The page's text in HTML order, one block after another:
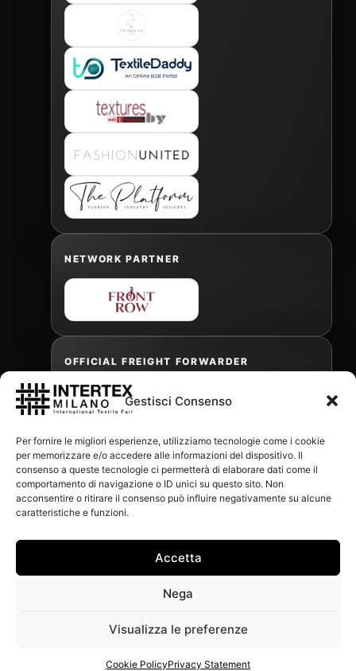
Gestisci Consenso
Per fornire le migliori esperienze, utilizziamo tecnologie come i cookie
per memorizzare e/o accedere alle informazioni del dispositivo. Il
consenso a queste tecnologie ci permetterà di elaborare dati come il
comportamento di navigazione o ID unici su questo sito. Non
acconsentire o ritirare il consenso può influire negativamente su alcune
caratteristiche e funzioni.
Accetta
Nega
Visualizza le preferenze
Cookie PolicyPrivacy Statement
NETWORK PARTNER
OFFICIAL FREIGHT FORWARDER
gabrielea@isped.com
WITH THE CONTRIBUTION OF: